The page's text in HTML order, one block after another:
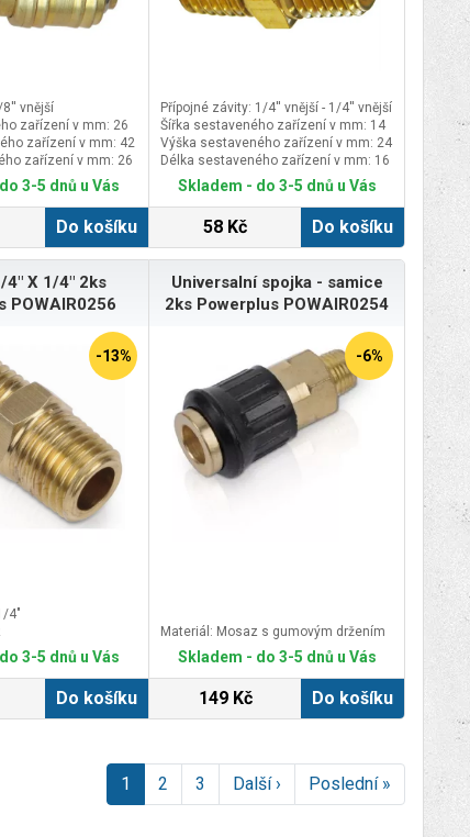
vnější
zařízení v mm: 26
zařízení v mm: 42
zařízení v mm: 26
3-5 dnů u Vás
Do košíku
Přípojné závity: 1/4'' vnější - 1/4'' vnější
Šířka sestaveného zařízení v mm: 14
Výška sestaveného zařízení v mm: 24
Délka sestaveného zařízení v mm: 16
Skladem - do 3-5 dnů u Vás
58 Kč Do košíku
4" X 1/4" 2ks
POWAIR0256
-13%
4"
3-5 dnů u Vás
Do košíku
Universalní spojka - samice
2ks Powerplus POWAIR0254
-6%
Materiál: Mosaz s gumovým držením
Skladem - do 3-5 dnů u Vás
149 Kč Do košíku
1 2 3 Další › Poslední »